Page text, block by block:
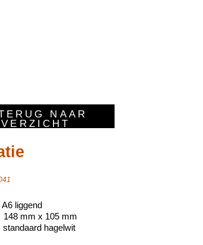
NAAR
A6 liggend
148 mm x 105 mm
standaard hagelwit